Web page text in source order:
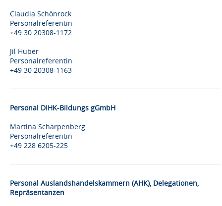
Claudia Schönrock
Personalreferentin
+49 30 20308-1172
Jil Huber
Personalreferentin
+49 30 20308-1163
Personal DIHK-Bildungs gGmbH
Martina Scharpenberg
Personalreferentin
+49 228 6205-225
Personal Auslandshandelskammern (AHK), Delegationen,
Repräsentanzen